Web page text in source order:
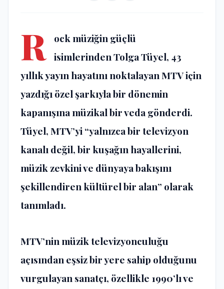
R
ock müziğin güçlü
isimlerindenTolga Tüyel, 43
yıllık yayın hayatını noktalayan MTV için
yazdığı özel şarkıyla bir dönemin
kapanışına müzikal bir veda gönderdi.
Tüyel, MTV’yi “yalnızca bir televizyon
kanalı değil, bir kuşağın hayallerini,
müzik zevkini ve dünyaya bakışını
şekillendiren kültürel bir alan” olarak
tanımladı.
MTV’nin müzik televizyonculuğu
açısından eşsiz bir yere sahip olduğunu
vurgulayan sanatçı, özellikle 1990’lı ve